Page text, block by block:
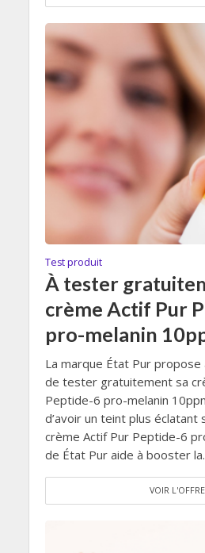
Test produit
À tester
crème Actif Pur
pro-melanin
La marque État Pur
de tester gratuitement sa
Peptide-6 pro-melanin
d’avoir un teint plus éclatant
crème Actif Pur Peptide-6
de État Pur aide à booster
VOIR L'OFFRE